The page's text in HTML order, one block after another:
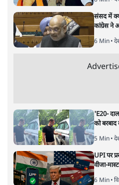
सत्य हिन्दी ऐपडाउनलोडकरें
श्रवण गर्गकी और स्टोरी पढ़ें